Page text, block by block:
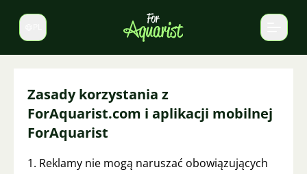
Zmień język
Zasady korzystania z
ForAquarist.com i aplikacji mobilnej
ForAquarist
1. Reklamy nie mogą naruszać obowiązujących